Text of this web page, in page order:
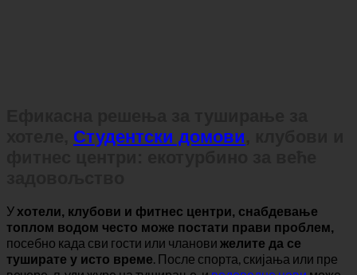
Ефикасна решења за туширање за
Студентски домови
Ухотели, клубови и фитнес центри, снабдевање
топлом водом често може постати прави проблем,
посебно када сви гости или члановижелите да се
туширате у исто време. После спорта, скијања или пре